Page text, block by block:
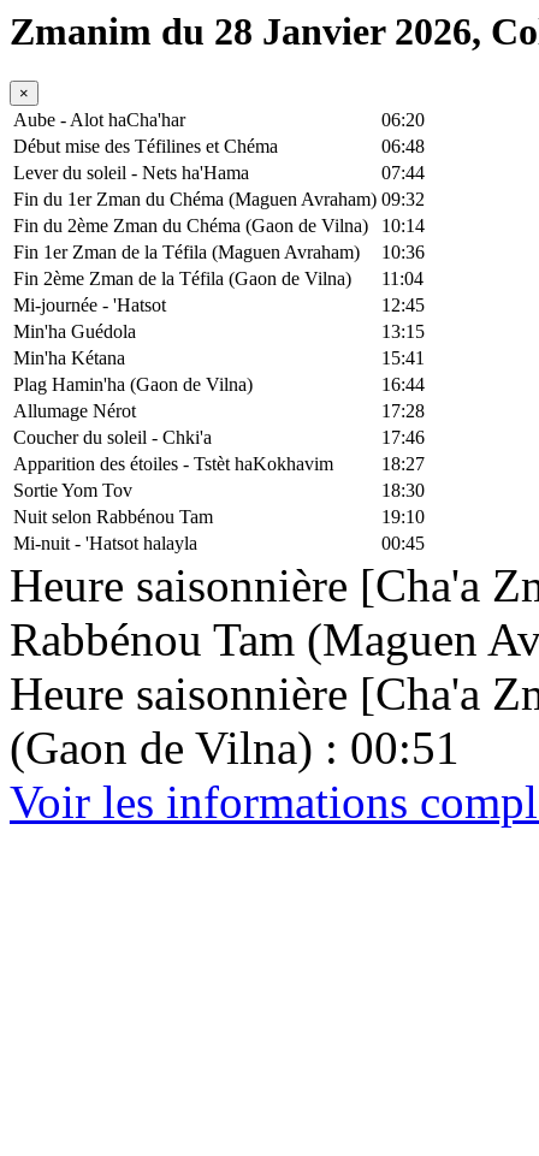
Zmanim du 28 Janvier 2026,
×
Aube - Alot haCha'har
06:20
Début mise des Téfilines et Chéma
06:48
Lever du soleil - Nets ha'Hama
07:44
Fin du 1er Zman du Chéma (Maguen Avraham) 09:32
Fin du 2ème Zman du Chéma (Gaon de Vilna)
10:14
Fin 1er Zman de la Téfila (Maguen Avraham)
10:36
Fin 2ème Zman de la Téfila (Gaon de Vilna)
11:04
Mi-journée - 'Hatsot
12:45
Min'ha Guédola
13:15
Min'ha Kétana
15:41
Plag Hamin'ha (Gaon de Vilna)
16:44
Allumage Nérot
17:28
Coucher du soleil - Chki'a
17:46
Apparition des étoiles - Tstèt haKokhavim
18:27
Sortie Yom Tov
18:30
Nuit selon Rabbénou Tam
19:10
Mi-nuit - 'Hatsot halayla
00:45
Heure saisonnière [Cha'a
Rabbénou Tam (Maguen
Heure saisonnière [Cha'a
(Gaon de Vilna) : 00:51
Voir les informations